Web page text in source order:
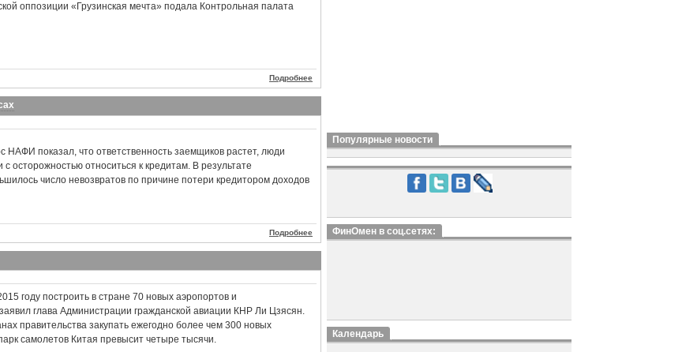
оппозиции «Грузинская мечта» подала Контрольная палата
Подробнее
НАФИ показал, что ответственность заемщиков растет, люди
с осторожностью относиться к кредитам. В результате
число невозвратов по причине потери кредитором доходов
Подробнее
году построить в стране 70 новых аэропортов и
глава Администрации гражданской авиации КНР Ли Цзясян.
правительства закупать ежегодно более чем 300 новых
самолетов Китая превысит четыре тысячи.
Популярные новости
ФинОмен в соц.сетях:
Календарь